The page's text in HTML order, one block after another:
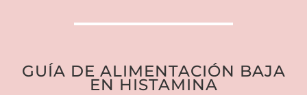
GUÍA DE ALIMENTACIÓN BAJA
EN HISTAMINA